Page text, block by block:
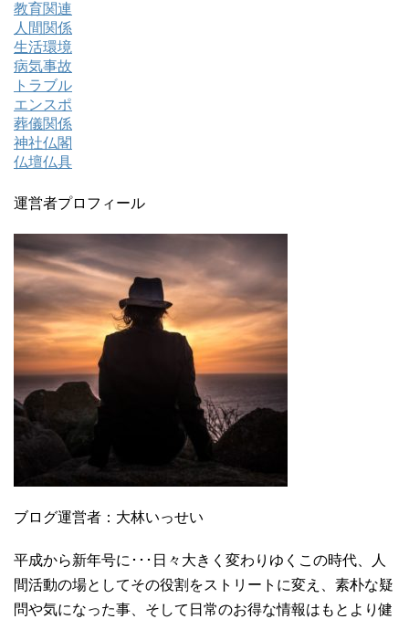
教育関連
人間関係
生活環境
病気事故
トラブル
エンスポ
葬儀関係
神社仏閣
仏壇仏具
運営者プロフィール
ブログ運営者：大林いっせい
平成から新年号に･･･日々大きく変わりゆくこの時代、人
間活動の場としてその役割をストリートに変え、素朴な疑
問や気になった事、そして日常のお得な情報はもとより健